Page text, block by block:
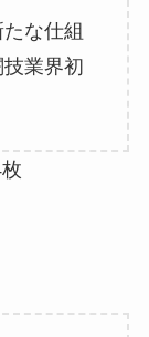
な仕組
業界初